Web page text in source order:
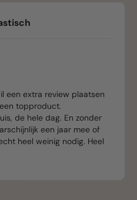
een extra review plaatsen
topproduct.
de hele dag. En zonder
een jaar mee of
heel weinig nodig. Heel